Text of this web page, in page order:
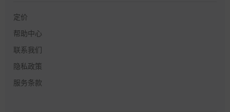
定价
帮助中心
联系我们
隐私政策
服务条款